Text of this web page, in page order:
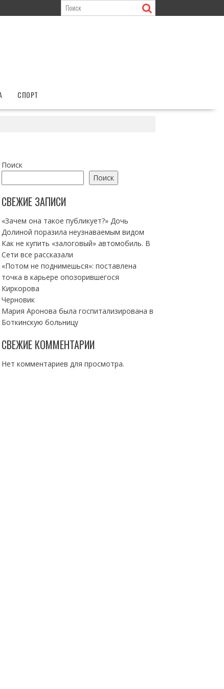
СПОРТ
Поиск
Поиск
СВЕЖИЕ ЗАПИСИ
«Зачем она такое публикует?» Дочь
Долиной поразила неузнаваемым видом
Как не купить «залоговый» автомобиль. В
Сети все рассказали
«Потом не поднимешься»: поставлена
точка в карьере опозорившегося
Киркорова
Черновик
Мария Аронова была госпитализирована в
Боткинскую больницу
СВЕЖИЕ КОММЕНТАРИИ
Нет комментариев для просмотра.